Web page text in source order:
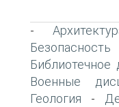
-
Библиотечное
Военные
Геология -